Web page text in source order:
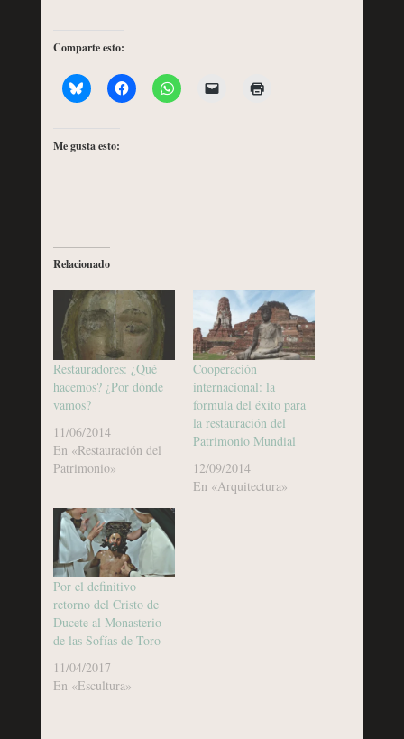
Comparte esto:
Me gusta esto:
Relacionado
Restauradores: ¿Qué
hacemos? ¿Por dónde
vamos?
11/06/2014
En «Restauración del
Patrimonio»
Cooperación
internacional: la
formula del éxito para
la restauración del
Patrimonio Mundial
12/09/2014
En «Arquitectura»
Por el definitivo
retorno del Cristo de
Ducete al Monasterio
de las Sofías de Toro
11/04/2017
En «Escultura»